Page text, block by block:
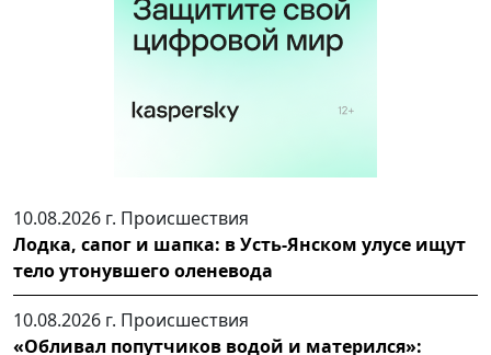
10.08.2026 г. Происшествия
Лодка, сапог и шапка: в Усть-Янском улусе ищут
тело утонувшего оленевода
10.08.2026 г. Происшествия
«Обливал попутчиков водой и матерился»: